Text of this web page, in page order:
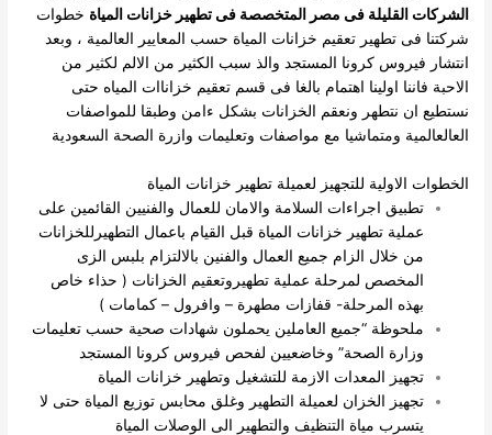
الشركات القليلة فى مصر المتخصصة فى تطهير خزانات المياة خطوات
شركتنا فى تطهير تعقيم خزانات المياة حسب المعايير العالمية ، وبعد
انتشار فيروس كرونا المستجد والذ سبب الكثير من الالم لكثير من
الاحبة فاننا اولينا اهتمام بالغا فى قسم تعقيم خزاناات المياه حتى
نستطيع ان نتطهر ونعقم الخزانات بشكل ءامن وطبقا للمواصفات
العالعالمية ومتماشيا مع مواصفات وتعليمات وازرة الصحة السعودية
الخطوات الاولية للتجهيز لعميلة تطهير خزانات المياة
تطبيق اجراءات السلامة والامان للعمال والفنيين القائمين على
عملية تطهير خزانات المياة قبل القيام باعمال التطهيرللخزانات
من خلال الزام جميع العمال والفنين بالالتزام بلبس الزى
المخصص لمرحلة عملية تطهيروتعقيم الخزانات ( حذاء خاص
بهذه المرحلة- قفازات مطهرة – وافرول – كمامات )
ملحوظة “جميع العاملين يحملون شهادات صحية حسب تعليمات
وزارة الصحة” وخاضعيين لفحص فيروس كرونا المستجد
تجهيز المعدات الازمة للتشغيل وتطهير خزانات المياة
تجهيز الخزان لعميلة التطهير وغلق محابس توزيع المياة حتى لا
يتسرب مياة التنظيف والتطهير الى الوصلات المياة